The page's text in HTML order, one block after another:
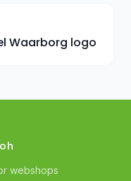
Waarborg logo
webshops